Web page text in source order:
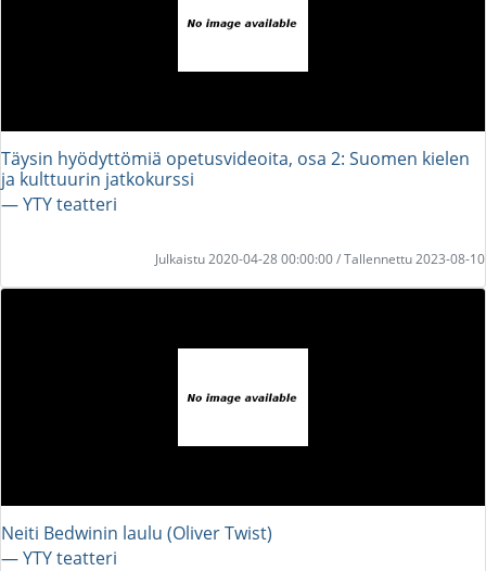
Täysin hyödyttömiä opetusvideoita, osa 2: Suomen kielen
ja kulttuurin jatkokurssi
― YTY teatteri
Julkaistu 2020-04-28 00:00:00 / Tallennettu 2023-08-10
Neiti Bedwinin laulu (Oliver Twist)
― YTY teatteri